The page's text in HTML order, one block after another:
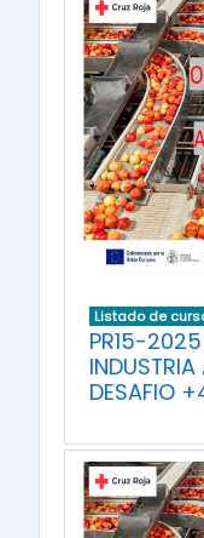
Listado de
PR15-2025
DESAFIO